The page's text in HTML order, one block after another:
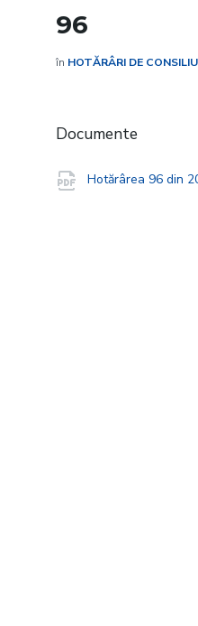
96
în HOTĂRÂRI DE
Documente
Hotărârea 96 din